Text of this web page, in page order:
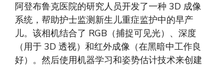
阿登布鲁克医院的研究人员开发了一种 3D 成像
系统，帮助护士监测新生儿重症监护中的早产
儿。该相机结合了 RGB（捕捉可见光）、深度
（用于 3D 透视）和红外成像（在黑暗中工作良
好）。然后使用机器学习和姿势估计技术来创建